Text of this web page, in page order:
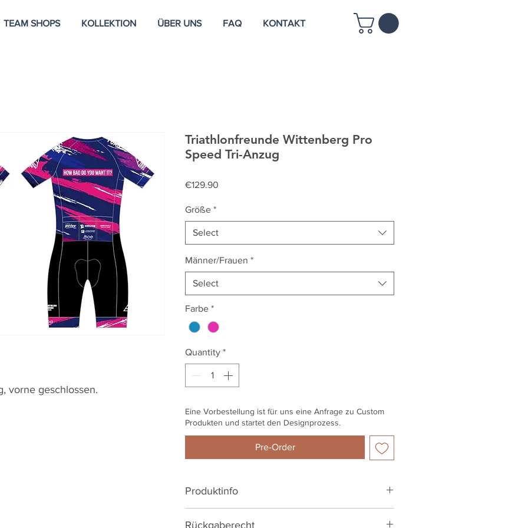
TEAM SHOPS KOLLEKTION ÜBER UNS FAQ KONTAKT
vorne geschlossen.
Triathlonfreunde Wittenberg Pro
Speed Tri-Anzug
€129.90
Größe *
Select
Männer/Frauen *
Select
Farbe *
Quantity *
Eine Vorbestellung ist für uns eine Anfrage zu Custom
Produkten und startet den Designprozess.
Pre-Order
Produktinfo
Rückgaberecht